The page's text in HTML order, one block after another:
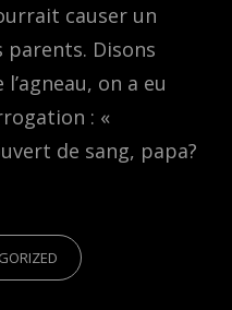
causer un
Disons
on a eu
: «
de sang, papa?